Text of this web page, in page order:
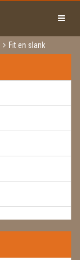
Fit en slank